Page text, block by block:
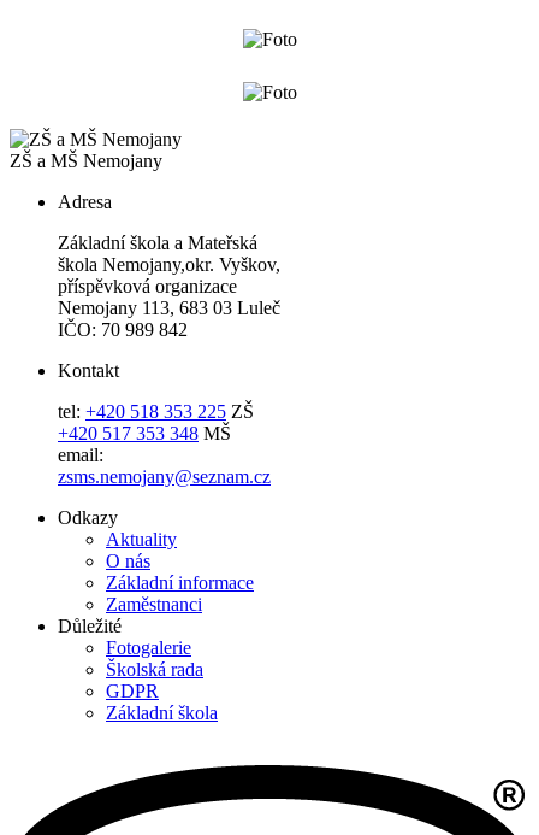
ZŠ a MŠ Nemojany
Adresa
Základní škola a Mateřská
škola Nemojany,okr. Vyškov,
příspěvková organizace
Nemojany 113, 683 03 Luleč
IČO: 70 989 842
Kontakt
tel: +420 518 353 225 ZŠ
+420 517 353 348 MŠ
email:
zsms.nemojany@seznam.cz
Odkazy
Aktuality
O nás
Základní informace
Zaměstnanci
Důležité
Fotogalerie
Školská rada
GDPR
Základní škola